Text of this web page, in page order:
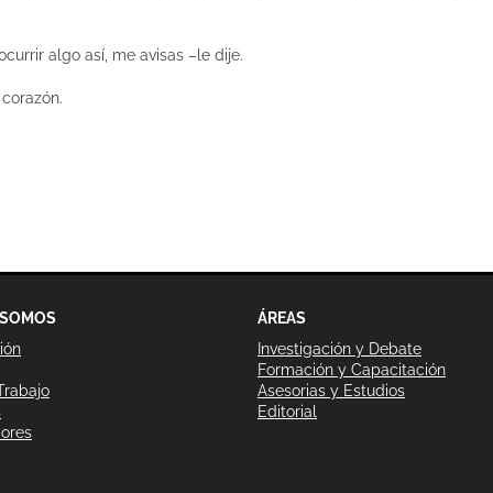
algo así, me avisas –le dije.
ÁREAS
Investigación y Debate
Formación y Capacitación
Asesorias y Estudios
Editorial